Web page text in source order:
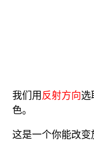
我们用反射方向选
色。
这是一个你能改变